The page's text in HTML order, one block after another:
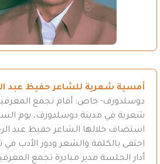
أمسية شعرية للشاعر حفيظ عبد
دوسلدورف- خاص: أقام تجمع
استضاف خلالها الشاعر حفيظ عبد
احتفى بالكلمة والشعر ودور الأدب في
أدار الجلسة مدير مبادرة تجمع